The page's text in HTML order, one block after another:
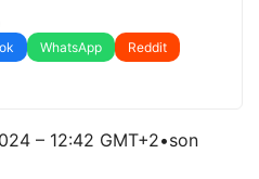
WhatsApp
Reddit
– 12:42 GMT+2•son